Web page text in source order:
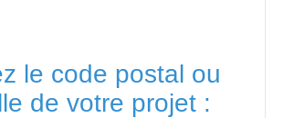
le code postal ou
de votre projet :